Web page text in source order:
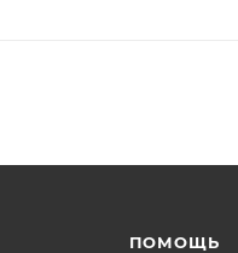
ПОМОЩЬ